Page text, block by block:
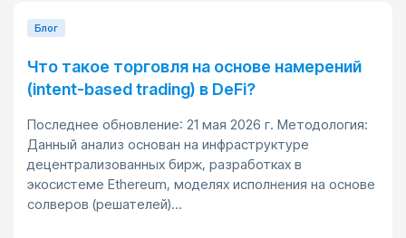
Блог
Что такое торговля на основе намерений
(intent-based trading) в DeFi?
Последнее обновление: 21 мая 2026 г. Методология:
Данный анализ основан на инфраструктуре
децентрализованных бирж, разработках в
экосистеме Ethereum, моделях исполнения на основе
солверов (решателей)...